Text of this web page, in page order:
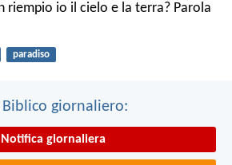
riempio io il cielo e la terra? Parola
paradiso
giornaliero:
Notifica giornaliera